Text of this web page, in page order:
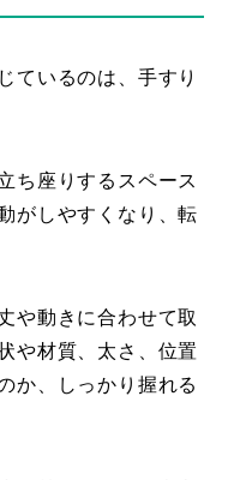
ているのは、手すり
ち座りするスペース
がしやすくなり、転
や動きに合わせて取
や材質、太さ、位置
か、しっかり握れる